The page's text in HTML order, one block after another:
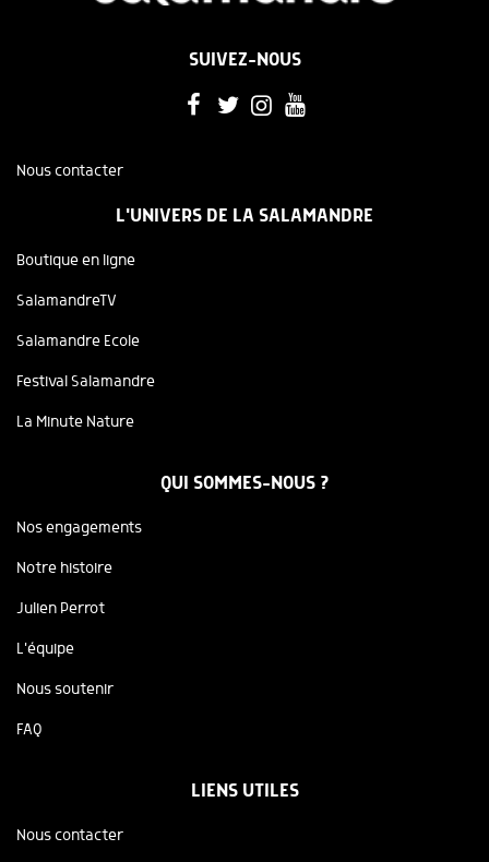
SUIVEZ-NOUS
Nous contacter
L'UNIVERS DE LA SALAMANDRE
Boutique en ligne
SalamandreTV
Salamandre Ecole
Festival Salamandre
La Minute Nature
QUI SOMMES-NOUS ?
Nos engagements
Notre histoire
Julien Perrot
L'équipe
Nous soutenir
FAQ
LIENS UTILES
Nous contacter